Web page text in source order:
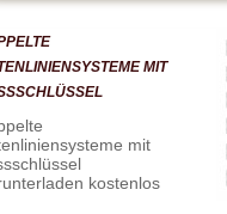
MIT
mit
kostenlos